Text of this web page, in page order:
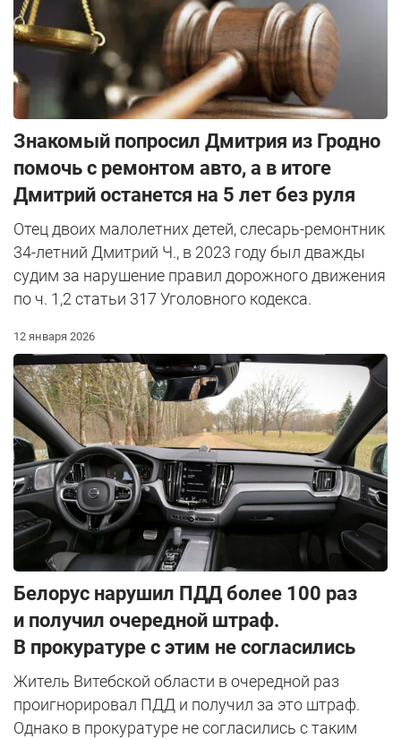
Знакомый попросил Дмитрия из Гродно
помочь с ремонтом авто, а в итоге
Дмитрий останется на 5 лет без руля
Отец двоих малолетних детей, слесарь-ремонтник
34-летний Дмитрий Ч., в 2023 году был дважды
судим за нарушение правил дорожного движения
по ч. 1,2 статьи 317 Уголовного кодекса.
12 января 2026
Белорус нарушил ПДД более 100 раз
и получил очередной штраф.
В прокуратуре с этим не согласились
Житель Витебской области в очередной раз
проигнорировал ПДД и получил за это штраф.
Однако в прокуратуре не согласились с таким